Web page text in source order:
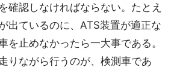
確認しなければならない。たとえ
出ているのに、ATS装置が適正な
を止めなかったら一大事である。
りながら行うのが、検測車であ